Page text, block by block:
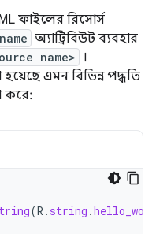
ফাইলের রিসোর্স
name অ্যাট্রিবিউট ব্যবহার
name>
।
এমন বিভিন্ন পদ্ধতি
করে:
(R . string .